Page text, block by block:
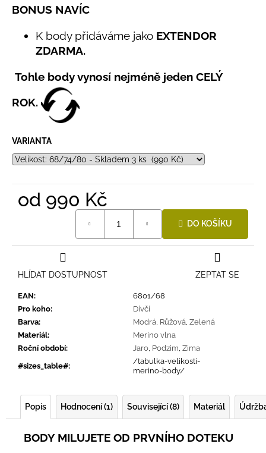
BONUS NAVÍC
K body přidáváme jako EXTENDOR
ZDARMA.
Tohle body vynosí nejméně jeden CELÝ
ROK.
VARIANTA
od 990 Kč
DO KOŠÍKU
EAN:
6801/68
Pro koho:
Dívčí
Barva: Modrá Růžová Zelená
Materiál:
Merino vlna
Roční období: Jaro Podzim Zima
#sizes_table#:
/tabulka-velikosti-
merino-body/
ZEPTAT SE
HLÍDAT DOSTUPNOST
Popis Hodnocení (1) Související (8) Materiál
BODY MILUJETE OD PRVNÍHO DOTEKU
395
Kč